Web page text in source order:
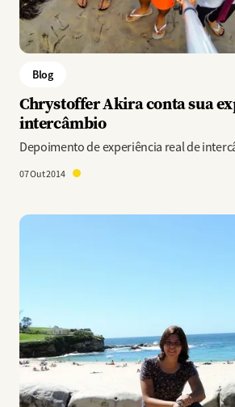
Blog
Chrystoffer Akira conta sua
intercâmbio
Depoimento de experiência real de
07 Out 2014
Imagem